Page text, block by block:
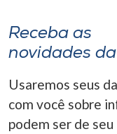
A+
Receba as
novidades
Usaremos seus
com você sobre
podem ser de